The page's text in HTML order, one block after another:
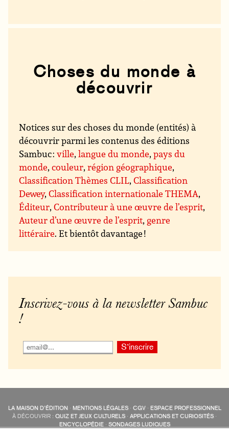
Choses du monde à
découvrir
Notices sur des choses du monde (entités) à
découvrir parmi les contenus des éditions
Sambuc :ville,langue du monde,pays du
monde,couleur,région géographique,
Classification Thèmes CLIL,Classification
Dewey,Classification internationale THEMA,
Éditeur,Contributeur à une œuvre de l’esprit,
Auteur d’une œuvre de l’esprit, genre
littéraire. Et bientôt davantage !
Inscrivez-vous à la newsletter Sambuc
!
LA MAISON D’ÉDITION · MENTIONS LÉGALES· CGV· ESPACE PROFESSIONNEL
À DÉCOUVRIR : QUIZ ET JEUX CULTURELS · APPLICATIONS ET CURIOSITÉS ·
ENCYCLOPÉDIE· SONDAGES LUDIQUES